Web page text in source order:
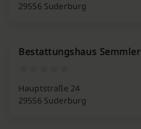
29556 Suderburg
Bestattungshaus Semmler
Hauptstraße 24
29556 Suderburg